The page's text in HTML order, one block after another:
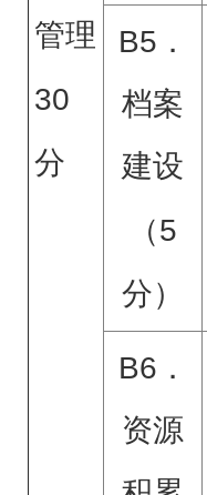
管理
30
分
B5．
档案
建设
（5
分）
B6．
资源